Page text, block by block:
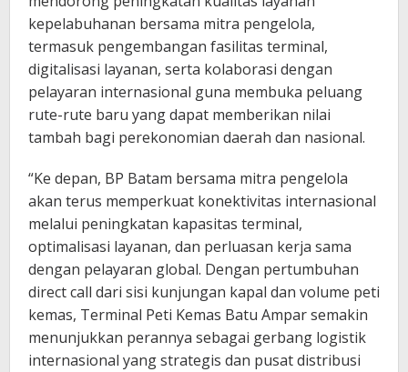
kepelabuhanan bersama mitra pengelola,
termasuk pengembangan fasilitas terminal,
digitalisasi layanan, serta kolaborasi dengan
pelayaran internasional guna membuka peluang
rute-rute baru yang dapat memberikan nilai
tambah bagi perekonomian daerah dan nasional.
“Ke depan, BP Batam bersama mitra pengelola
akan terus memperkuat konektivitas internasional
melalui peningkatan kapasitas terminal,
optimalisasi layanan, dan perluasan kerja sama
dengan pelayaran global. Dengan pertumbuhan
direct call dari sisi kunjungan kapal dan volume peti
kemas, Terminal Peti Kemas Batu Ampar semakin
menunjukkan perannya sebagai gerbang logistik
internasional yang strategis dan pusat distribusi